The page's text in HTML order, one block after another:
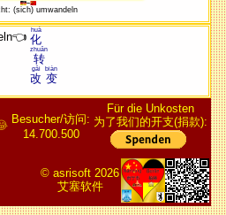
(sich) umwandeln
化
huà
转
zhuǎn
改
gǎi
变
biàn
Besucher/访问:
14.700.500
Für die Unkosten
为了我们的开支(捐款):
© asrisoft 2026
艾塞软件